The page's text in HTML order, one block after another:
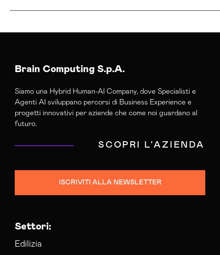
Realizzazione Siti Wordpress Trapani
Brain Computing S.p.A.
Siamo una Hybrid Human-AI Company, dove Specialisti e
Agenti AI sviluppano percorsi di Business Experience e
progetti innovativi per aziende che come noi guardano al
futuro.
SCOPRI L'AZIENDA
ISCRIVITI ALLA NEWSLETTER
Settori:
Edilizia